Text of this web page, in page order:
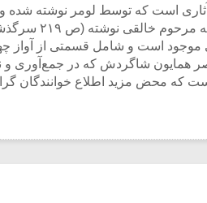
آثاری است که توسط لومر نوشته
(این مطلب
است و شامل قسمتی از آواز
همایون شاگردش که در جمع‌آوری
محض مزید اطلاع خوانندگان